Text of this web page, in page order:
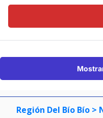
Región Del Bío Bío >